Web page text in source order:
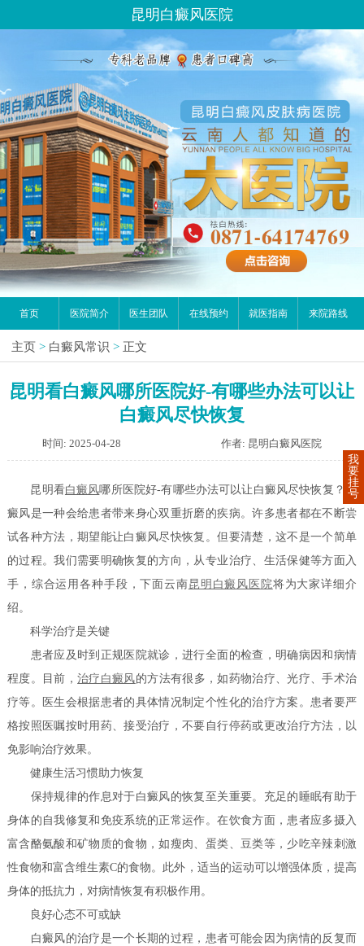
昆明白癜风医院
首页 医院简介 医生团队 在线预约 就医指南 来院路线
主页 > 白癜风常识 > 正文
昆明看白癜风哪所医院好-有哪些办法可以让
白癜风尽快恢复
时间: 2025-04-28 作者: 昆明白癜风医院
昆明看白癜风哪所医院好-有哪些办法可以让白癜风尽快恢复？白
癜风是一种会给患者带来身心双重折磨的疾病。许多患者都在不断尝
试各种方法，期望能让白癜风尽快恢复。但要清楚，这不是一个简单
的过程。我们需要明确恢复的方向，从专业治疗、生活保健等方面入
手，综合运用各种手段，下面云南昆明白癜风医院将为大家详细介
绍。
科学治疗是关键
患者应及时到正规医院就诊，进行全面的检查，明确病因和病情
程度。目前，治疗白癜风的方法有很多，如药物治疗、光疗、手术治
疗等。医生会根据患者的具体情况制定个性化的治疗方案。患者要严
格按照医嘱按时用药、接受治疗，不要自行停药或更改治疗方法，以
免影响治疗效果。
健康生活习惯助力恢复
保持规律的作息对于白癜风的恢复至关重要。充足的睡眠有助于
身体的自我修复和免疫系统的正常运作。在饮食方面，患者应多摄入
富含酪氨酸和矿物质的食物，如瘦肉、蛋类、豆类等，少吃辛辣刺激
性食物和富含维生素C的食物。此外，适当的运动可以增强体质，提高
身体的抵抗力，对病情恢复有积极作用。
良好心态不可或缺
白癜风的治疗是一个长期的过程，患者可能会因为病情的反复而
我
要
挂
号